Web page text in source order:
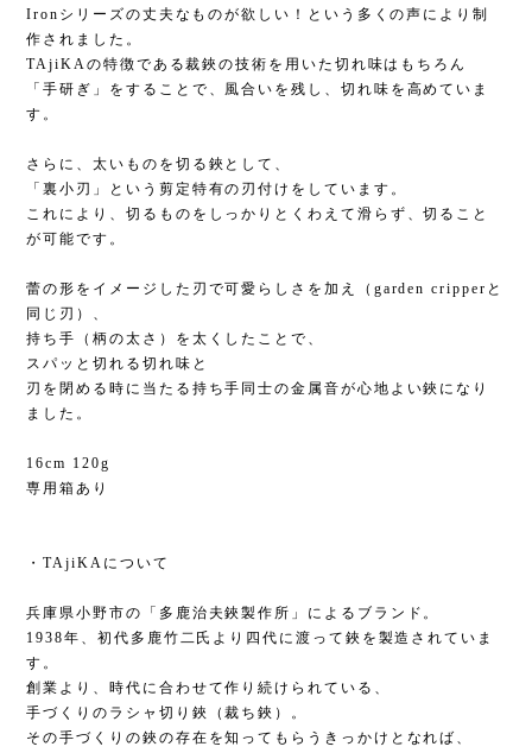
Ironシリーズの丈夫なものが欲しい！という多くの声により制
作されました。
TAjiKAの特徴である裁鋏の技術を用いた切れ味はもちろん
「手研ぎ」をすることで、風合いを残し、切れ味を高めていま
す。
さらに、太いものを切る鋏として、
「裏小刃」という剪定特有の刃付けをしています。
これにより、切るものをしっかりとくわえて滑らず、切ること
が可能です。
蕾の形をイメージした刃で可愛らしさを加え（garden cripperと
同じ刃）、
持ち手（柄の太さ）を太くしたことで、
スパッと切れる切れ味と
刃を閉める時に当たる持ち手同士の金属音が心地よい鋏になり
ました。
16cm 120g
専用箱あり
・TAjiKAについて
兵庫県小野市の「多鹿治夫鋏製作所」によるブランド。
1938年、初代多鹿竹二氏より四代に渡って鋏を製造されていま
す。
創業より、時代に合わせて作り続けられている、
手づくりのラシャ切り鋏（裁ち鋏）。
その手づくりの鋏の存在を知ってもらうきっかけとなれば、